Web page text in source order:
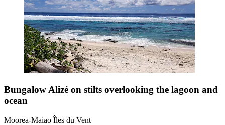
Bungalow Alizé on stilts overlooking the lagoon and
ocean
Moorea-Maiao Îles du Vent